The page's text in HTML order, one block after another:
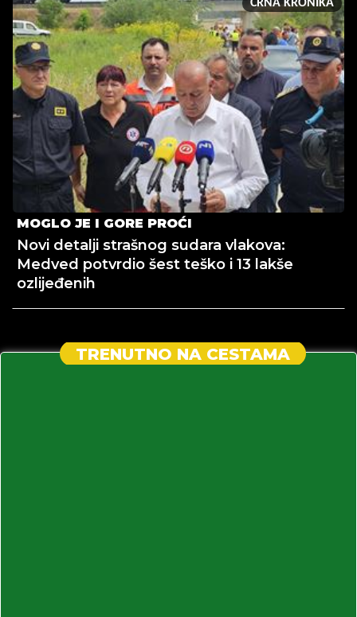
CRNA KRONIKA
MOGLO JE I GORE PROĆI
Novi detalji strašnog sudara vlakova:
Medved potvrdio šest teško i 13 lakše
ozlijeđenih
TRENUTNO NA CESTAMA